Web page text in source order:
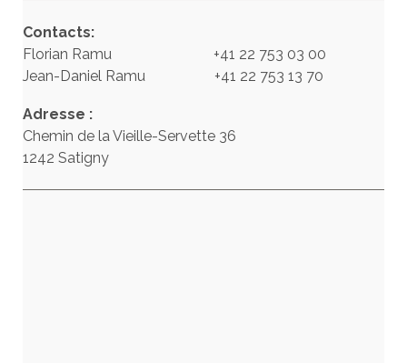
Contacts:
Florian Ramu +41 22 753 03 00
Jean-Daniel Ramu +41 22 753 13 70
Adresse :
Chemin de la Vieille-Servette 36
1242 Satigny